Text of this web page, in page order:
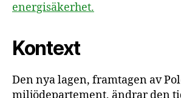
energisäkerhet.
Kontext
Den nya lagen, framtagen av